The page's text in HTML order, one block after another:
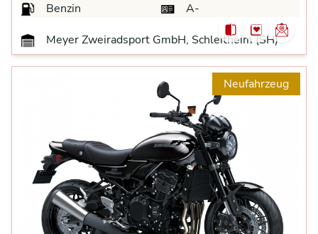
Benzin
A-
Meyer Zweiradsport GmbH, Schleitheim (SH)
Neufahrzeug